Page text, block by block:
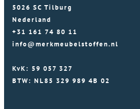
5026 SC Tilburg
Nederland
+31 161 74 80 11
info@merkmeubelstoffen.nl
KvK: 59 057 327
BTW: NL85 329 989 4B 02